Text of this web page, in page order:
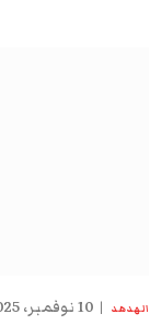
الهدهد 10 نوفمبر، 2025